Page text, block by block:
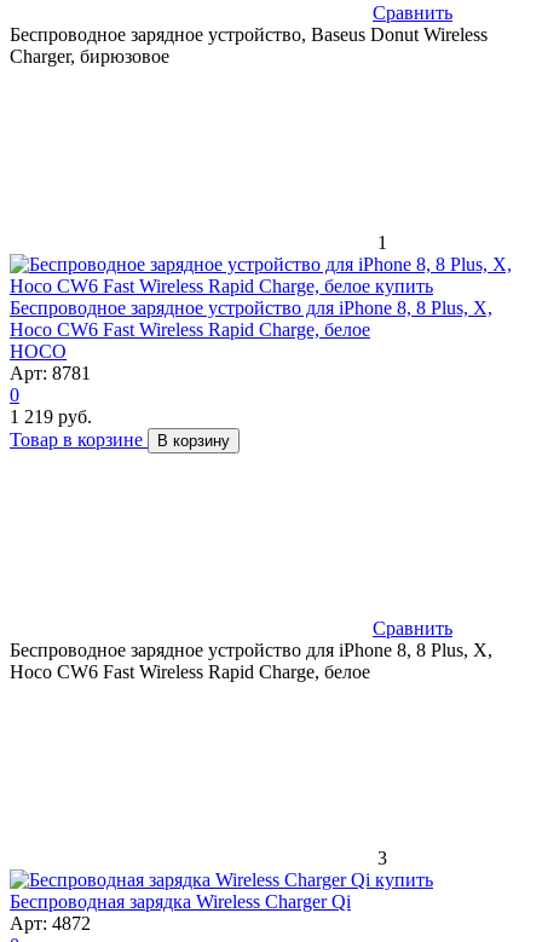
Сравнить
Беспроводное зарядное устройство, Baseus Donut Wireless
Charger, бирюзовое
1
Беспроводное зарядное устройство для iPhone 8, 8 Plus, X,
Hoco CW6 Fast Wireless Rapid Charge, белое
HOCO
Арт: 8781
0
1 219 руб.
Товар в корзине
В корзину
Сравнить
Беспроводное зарядное устройство для iPhone 8, 8 Plus, X,
Hoco CW6 Fast Wireless Rapid Charge, белое
3
Беспроводная зарядка Wireless Charger Qi
Арт: 4872